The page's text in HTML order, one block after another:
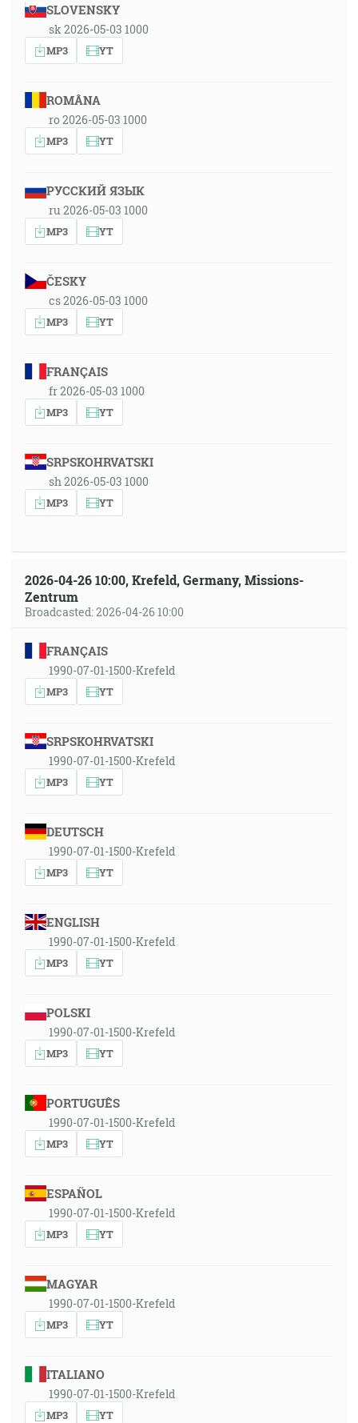
SLOVENSKY
sk 2026-05-03 1000
MP3 YT
ROMÂNA
ro 2026-05-03 1000
MP3 YT
РУССКИЙ ЯЗЫК
ru 2026-05-03 1000
MP3 YT
ČESKY
cs 2026-05-03 1000
MP3 YT
FRANÇAIS
fr 2026-05-03 1000
MP3 YT
SRPSKOHRVATSKI
sh 2026-05-03 1000
MP3 YT
2026-04-26 10:00, Krefeld, Germany, Missions-
Zentrum
Broadcasted: 2026-04-26 10:00
FRANÇAIS
1990-07-01-1500-Krefeld
MP3 YT
SRPSKOHRVATSKI
1990-07-01-1500-Krefeld
MP3 YT
DEUTSCH
1990-07-01-1500-Krefeld
MP3 YT
ENGLISH
1990-07-01-1500-Krefeld
MP3 YT
POLSKI
1990-07-01-1500-Krefeld
MP3 YT
PORTUGUÊS
1990-07-01-1500-Krefeld
MP3 YT
ESPAÑOL
1990-07-01-1500-Krefeld
MP3 YT
MAGYAR
1990-07-01-1500-Krefeld
MP3 YT
ITALIANO
1990-07-01-1500-Krefeld
MP3 YT